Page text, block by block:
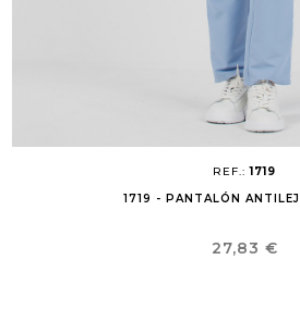
REF.:1719
1719 - PANTALÓN
Precio
27,83 €